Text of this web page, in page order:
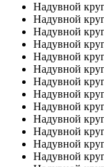
Надувной
Надувной
Надувной
Надувной
Надувной
Надувной
Надувной
Надувной
Надувной
Надувной
Надувной
Надувной
Надувной